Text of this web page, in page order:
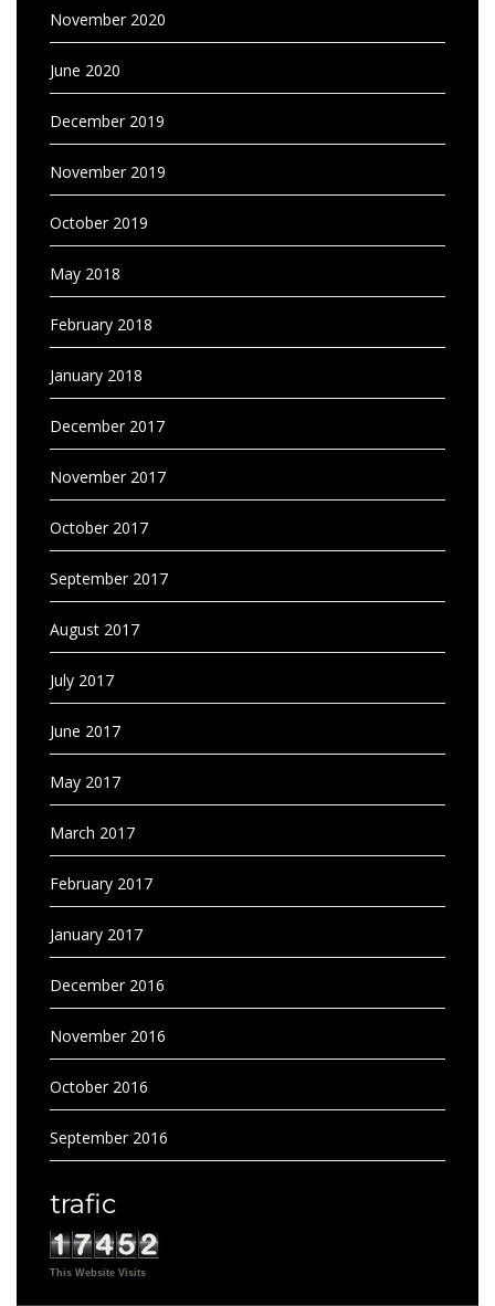
November 2020
June 2020
December 2019
November 2019
October 2019
May 2018
February 2018
January 2018
December 2017
November 2017
October 2017
September 2017
August 2017
July 2017
June 2017
May 2017
March 2017
February 2017
January 2017
December 2016
November 2016
October 2016
September 2016
trafic
This Website Visits